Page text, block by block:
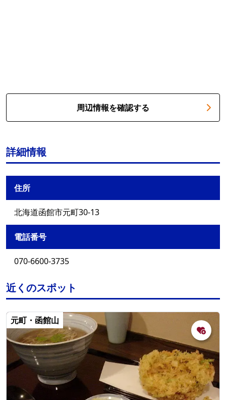
周辺情報を確認する
詳細情報
住所
北海道函館市元町30-13
電話番号
070-6600-3735
近くのスポット
元町・函館山